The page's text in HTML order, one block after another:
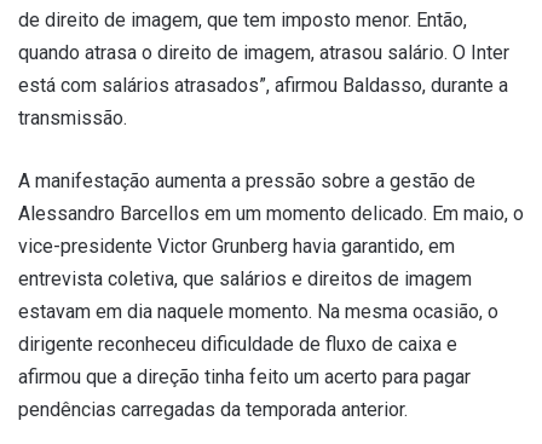
de direito de imagem, que tem imposto menor. Então,
quando atrasa o direito de imagem, atrasou salário. O Inter
está com salários atrasados”, afirmou Baldasso, durante a
transmissão.
A manifestação aumenta a pressão sobre a gestão de
Alessandro Barcellos em um momento delicado. Em maio, o
vice-presidente Victor Grunberg havia garantido, em
entrevista coletiva, que salários e direitos de imagem
estavam em dia naquele momento. Na mesma ocasião, o
dirigente reconheceu dificuldade de fluxo de caixa e
afirmou que a direção tinha feito um acerto para pagar
pendências carregadas da temporada anterior.